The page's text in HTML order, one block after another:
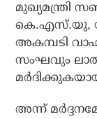
മുഖ്യമന്ത്രി
കെ.എസ്.യു,
അകമ്പടി
സംഘവും
അന്ന്